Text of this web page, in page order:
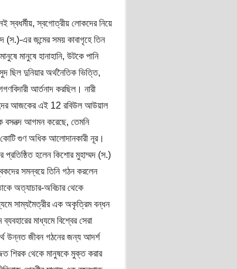
স্বধর্মীয়, স্বগোত্রীয় লোকদের নিয়ে
(স.)-এর জন্মের সময় কাবাগৃহে তিন
মানুষে হানাহানি, উটকে পানি
ছিল দুনিয়ার অর্থনৈতিক ভিত্তি,
আর্তনাদ করছিল। নারী
আজকের এই 12 রবিউল আউয়াল
বসনত্দ আগমন করেছে, তেমনি
গুণ অধিক আলোদানকারী নূর।
হলেন কিশোর মুহাম্মদ (স.)
সমন্বয়ে তিনি গঠন করলেন
অত্যাচার-অবিচার থেকে
সাম্যমৈত্রীর এক অকৃত্রিম বন্ধন
মাধ্যমে বিশ্বের সেরা
উন্নত জীবন গঠনের জন্য আদর্শ
শিরক থেকে মানুষকে মুক্ত করার